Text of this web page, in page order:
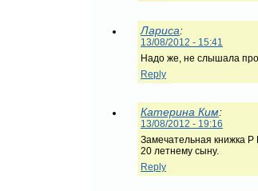
Лариса:
13/08/2012 - 15:41
Надо же, не слышала про
Reply
Катерина Ким:
13/08/2012 - 19:16
Замечательная книжка
20 летнему сыну.
Reply